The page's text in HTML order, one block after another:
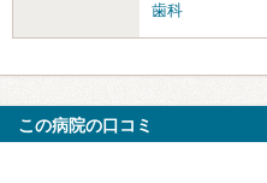
歯科
この病院の口コミ